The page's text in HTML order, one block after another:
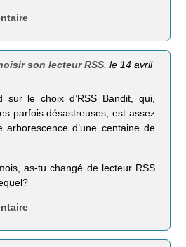
son lecteur RSS, le 14 avril
sur le choix d’RSS Bandit, qui,
parfois désastreuses, est assez
d’une centaine de
as-tu changé de lecteur RSS